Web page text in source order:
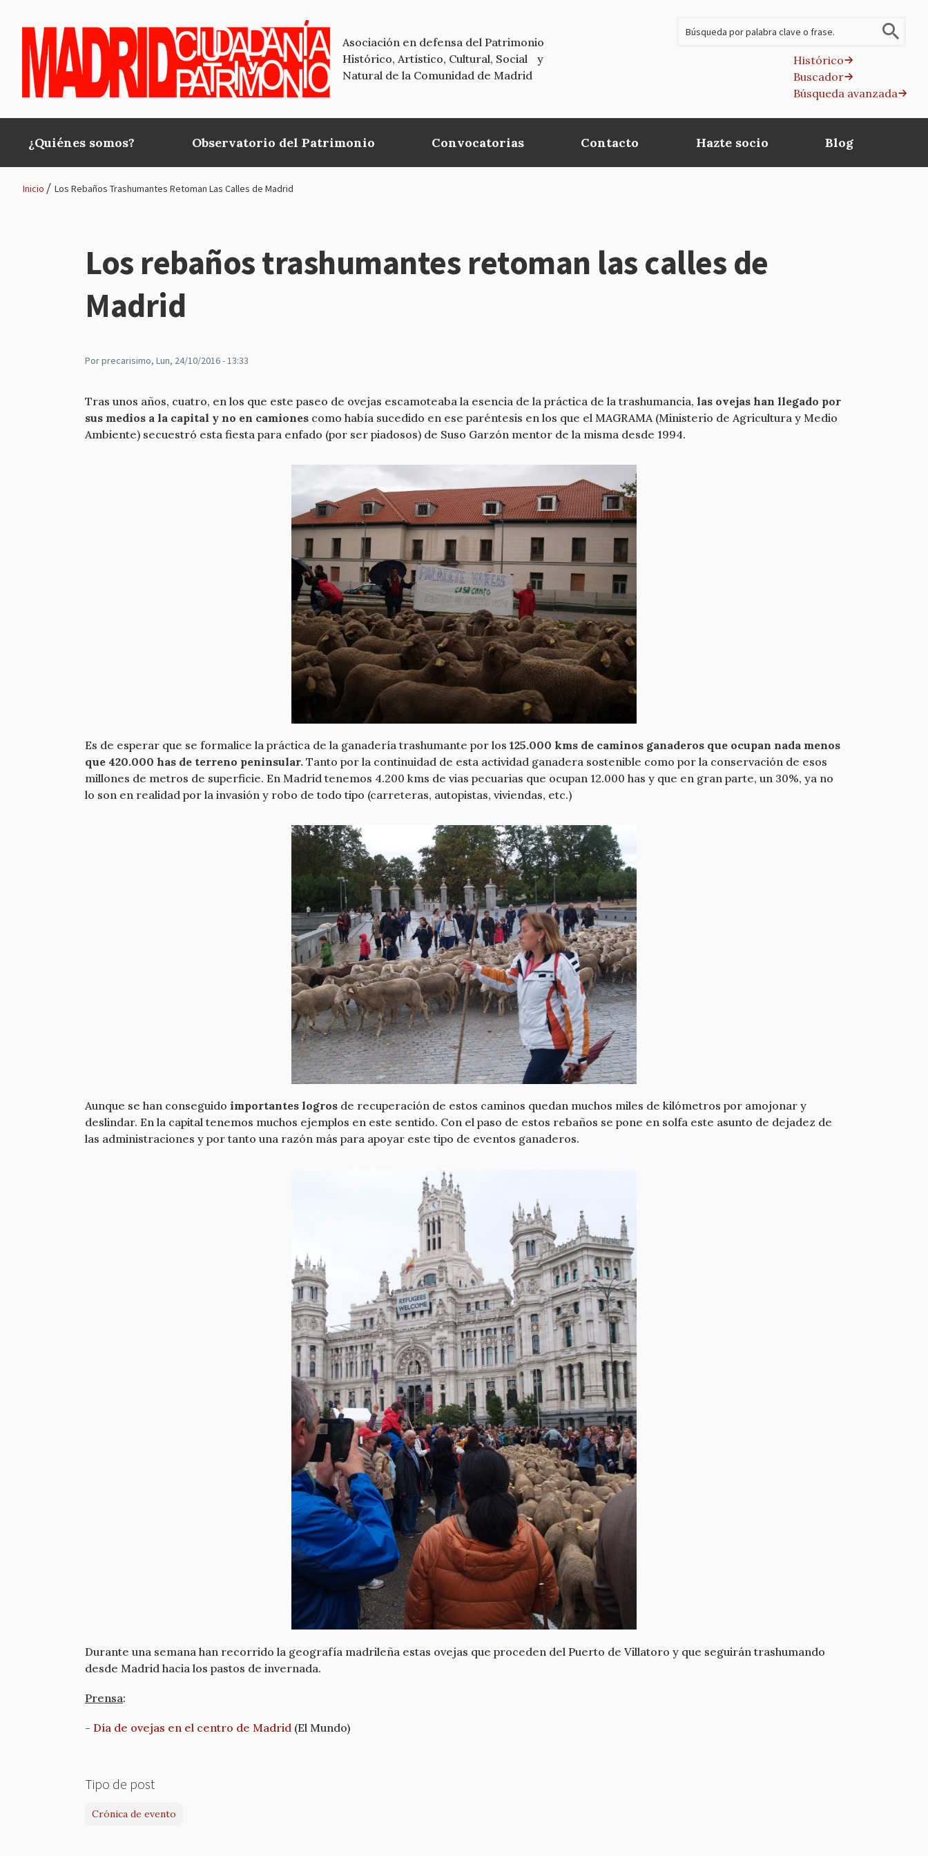
Asociación en defensa del Patrimonio
Histórico, Artístico, Cultural, Social y
Natural de la Comunidad de Madrid
Histórico
Buscador
Búsqueda avanzada
Main
navigation
¿Quiénes somos? Observatorio del Patrimonio Convocatorias Contacto Hazte socio Blog
Inicio Los Rebaños Trashumantes Retoman Las Calles de Madrid
Los rebaños trashumantes retoman las calles de
Madrid
Porprecarisimo, Lun, 24/10/2016 - 13:33
Tras unos años, cuatro, en los que este paseo de ovejas escamoteaba la esencia de la práctica de la trashumancia, las ovejas han llegado por
sus medios a la capital y no en camiones como había sucedido en ese paréntesis en los que el MAGRAMA (Ministerio de Agricultura y Medio
Ambiente) secuestró esta fiesta para enfado (por ser piadosos) de Suso Garzón mentor de la misma desde 1994.
Es de esperar que se formalice la práctica de la ganadería trashumante por los 125.000 kms de caminos ganaderos que ocupan nada menos
que 420.000 has de terreno peninsular. Tanto por la continuidad de esta actividad ganadera sostenible como por la conservación de esos
millones de metros de superficie. En Madrid tenemos 4.200 kms de vias pecuarias que ocupan 12.000 has y que en gran parte, un 30%, ya no
lo son en realidad por la invasión y robo de todo tipo (carreteras, autopistas, viviendas, etc.)
Aunque se han conseguido importantes logros de recuperación de estos caminos quedan muchos miles de kilómetros por amojonar y
deslindar. En la capital tenemos muchos ejemplos en este sentido. Con el paso de estos rebaños se pone en solfa este asunto de dejadez de
las administraciones y por tanto una razón más para apoyar este tipo de eventos ganaderos.
Durante una semana han recorrido la geografía madrileña estas ovejas que proceden del Puerto de Villatoro y que seguirán trashumando
desde Madrid hacia los pastos de invernada.
Prensa:
- Día de ovejas en el centro de Madrid (El Mundo)
Tipo de post
Crónica de evento